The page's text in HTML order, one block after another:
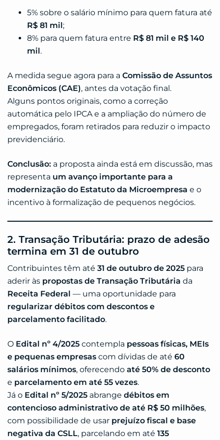
5% sobre o salário mínimo para quem fatura até
R$ 81 mil;
8% para quem fatura entre R$ 81 mil e R$ 140
mil.
A medida segue agora para a Comissão de Assuntos
Econômicos (CAE), antes da votação final.
Alguns pontos originais, como a correção
automática pelo IPCA e a ampliação do número de
empregados, foram retirados para reduzir o impacto
previdenciário.
Conclusão: a proposta ainda está em discussão, mas
representa um avanço importante para a
modernização do Estatuto da Microempresa e o
incentivo à formalização de pequenos negócios.
2. Transação Tributária: prazo de adesão
termina em 31 de outubro
Contribuintes têm até 31 de outubro de 2025 para
aderir às propostas de Transação Tributária da
Receita Federal — uma oportunidade para
regularizar débitos com descontos e
parcelamento facilitado.
O Edital nº 4/2025 contempla pessoas físicas, MEIs
e pequenas empresas com dívidas de até 60
salários mínimos, oferecendo até 50% de desconto
e parcelamento em até 55 vezes.
Já o Edital nº 5/2025 abrange débitos em
contencioso administrativo de até R$ 50 milhões,
com possibilidade de usar prejuízo fiscal e base
negativa da CSLL, parcelando em até 135